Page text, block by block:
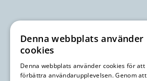
Denna webbplats använder
cookies
Denna webbplats använder cookies för att
förbättra användarupplevelsen. Genom att